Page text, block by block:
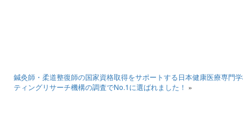
鍼灸師・柔道整復師の国家資格取得をサポートする日本健康医療専門
ティングリサーチ機構の調査でNo.1に選ばれました！ »